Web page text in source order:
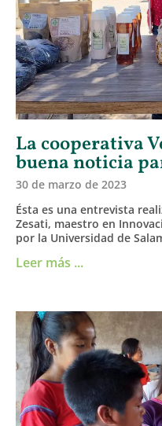
La cooperativa
buena noticia
30 de marzo de 2023
Ésta es una entrevista
Zesati, maestro en
por la Universidad de
Leer más ...